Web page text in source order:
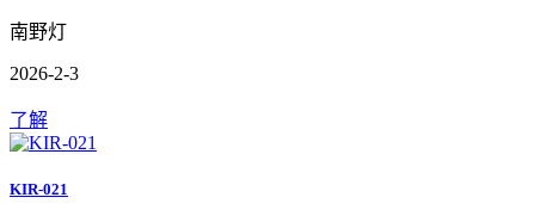
南野灯
2026-2-3
了解
KIR-021